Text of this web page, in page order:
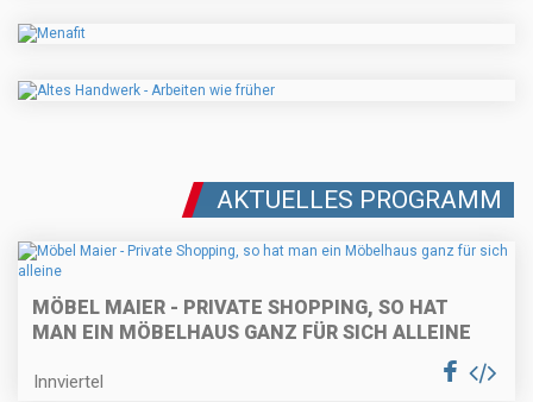
AKTUELLES PROGRAMM
MÖBEL MAIER - PRIVATE SHOPPING, SO HAT
MAN EIN MÖBELHAUS GANZ FÜR SICH ALLEINE
Innviertel